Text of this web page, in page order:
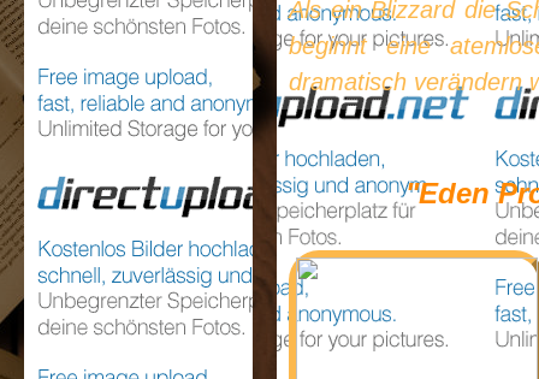
Als ein Blizzard die
beginnt eine
dramatisch verändern
"Eden